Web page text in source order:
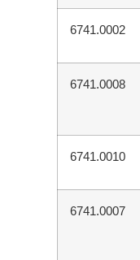
6741.0002
6741.0008
6741.0010
6741.0007